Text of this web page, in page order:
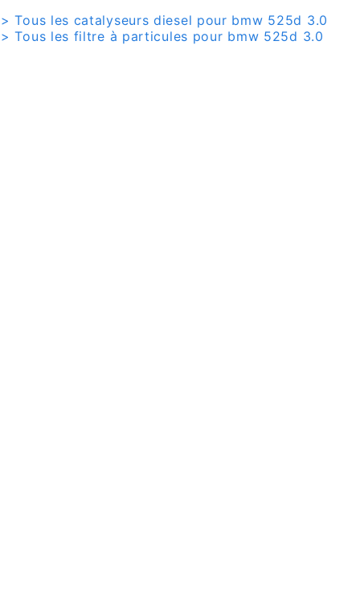
> Tous les catalyseurs diesel pour bmw 525d 3.0
> Tous les filtre à particules pour bmw 525d 3.0